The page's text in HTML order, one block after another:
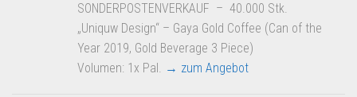
SONDERPOSTENVERKAUF – 40.000 Stk.
„Uniquw Design“ – Gaya Gold Coffee (Can of the
Year 2019, Gold Beverage 3 Piece)
Volumen: 1x Pal. → zum Angebot